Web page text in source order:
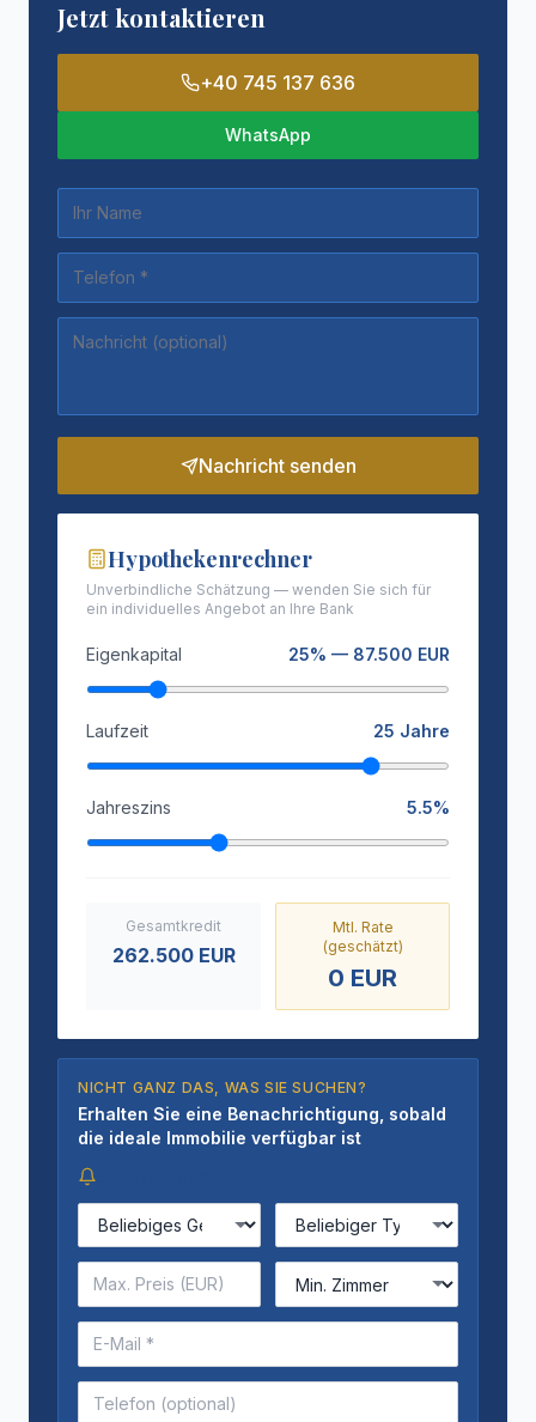
Jetzt kontaktieren
+40 745 137 636
WhatsApp
Nachricht senden
Hypothekenrechner
Unverbindliche Schätzung — wenden Sie sich für
ein individuelles Angebot an Ihre Bank
Eigenkapital 25% — 87.500 EUR
Laufzeit 25 Jahre
Jahreszins 5.5%
Gesamtkredit
262.500EUR
Mtl. Rate
(geschätzt)
0 EUR
NICHT GANZ DAS, WAS SIE SUCHEN?
Erhalten Sie eine Benachrichtigung, sobald
die ideale Immobilie verfügbar ist